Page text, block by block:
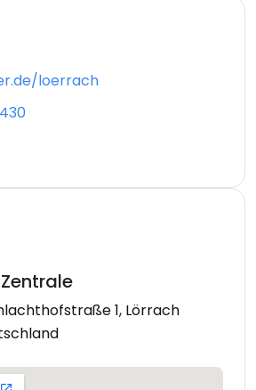
loerrach
1, Lörrach